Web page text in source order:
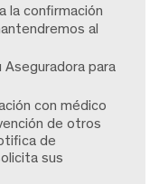
la confirmación
al
Aseguradora para
con médico
de otros
de
sus